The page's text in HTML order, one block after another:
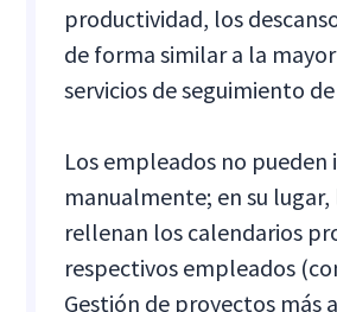
productividad, los
de forma similar a la
servicios de seguimiento
Los empleados no pueden
manualmente; en su
rellenan los calendarios
respectivos empleados
Gestión de proyectos más